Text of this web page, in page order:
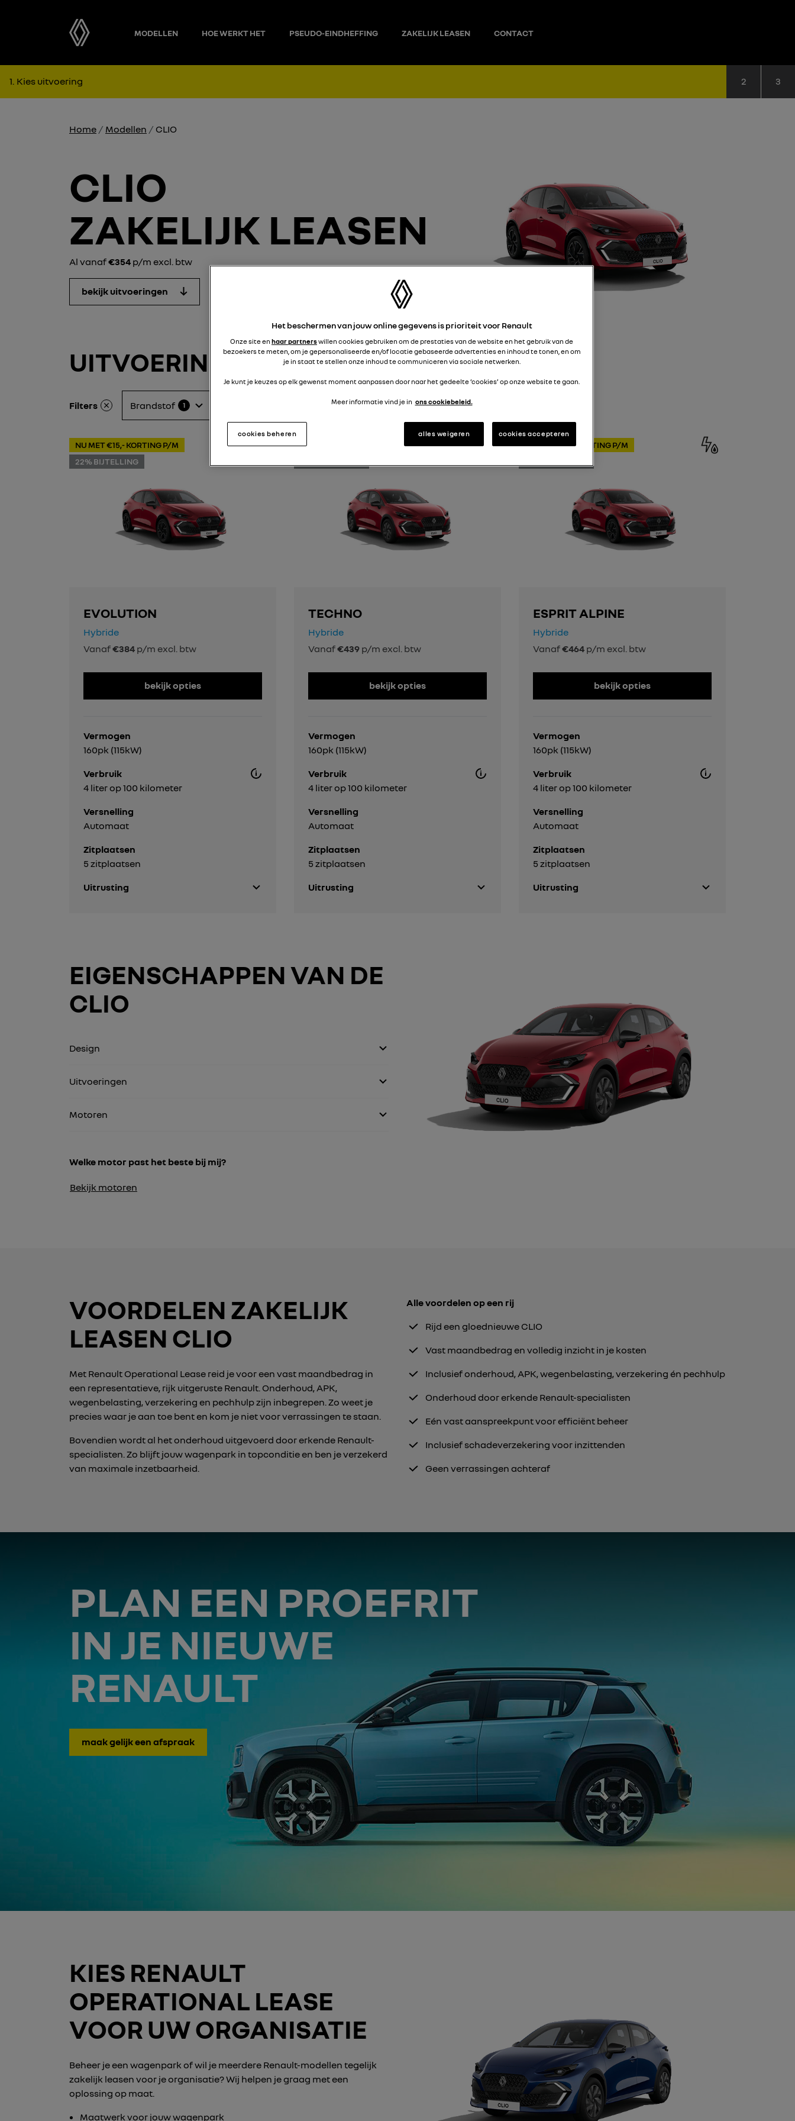
MODELLEN HOE WERKT HET PSEUDO-EINDHEFFING ZAKELIJK LEASEN CONTACT
1 Kies uitvoering 2 3
Home Modellen CLIO
CLIO
ZAKELIJK LEASEN
Al vanaf€354 p/m excl. btw
bekijk uitvoeringen
UITVOERINGEN VAN DE CLIO
Filters Brandstof 1 Uitvoering Zitplaatsen
NU MET €15,- KORTING P/M
22% BIJTELLING
EVOLUTION
Hybride
Vanaf€384 p/m excl. btw
bekijk opties
Vermogen
160pk (115kW)
Verbruik
4 liter op 100 kilometer
Versnelling
Automaat
Zitplaatsen
5 zitplaatsen
Uitrusting
NU MET €15,- KORTING P/M
TECHNO
Hybride
Vanaf€439 p/m excl. btw
bekijk opties
Vermogen
160pk (115kW)
Verbruik
4 liter op 100 kilometer
Versnelling
Automaat
Zitplaatsen
5 zitplaatsen
Uitrusting
NU MET €15,- KORTING P/M
ESPRIT ALPINE
Hybride
Vanaf€464 p/m excl. btw
bekijk opties
Vermogen
160pk (115kW)
Verbruik
4 liter op 100 kilometer
Versnelling
Automaat
Zitplaatsen
5 zitplaatsen
Uitrusting
EIGENSCHAPPEN VAN DE
CLIO
Design
Uitvoeringen
Motoren
Welke motor past het beste bij mij?
Bekijk motoren
VOORDELEN ZAKELIJK
LEASEN CLIO
Met Renault Operational Lease reid je voor een vast maandbedrag in
een representatieve, rijk uitgeruste Renault. Onderhoud, APK,
wegenbelasting, verzekering en pechhulp zijn inbegrepen. Zo weet je
precies waar je aan toe bent en kom je niet voor verrassingen te staan.
Bovendien wordt al het onderhoud uitgevoerd door erkende Renault-
specialisten. Zo blijft jouw wagenpark in topconditie en ben je verzekerd
van maximale inzetbaarheid.
Alle voordelen op een rij
Rijd een gloednieuwe CLIO
Vast maandbedrag en volledig inzicht in je kosten
Inclusief onderhoud, APK, wegenbelasting, verzekering én pechhulp
Onderhoud door erkende Renault-specialisten
Eén vast aanspreekpunt voor efficiënt beheer
Inclusief schadeverzekering voor inzittenden
Geen verrassingen achteraf
PLAN EEN PROEFRIT
IN JE NIEUWE
RENAULT
maak gelijk een afspraak
KIES RENAULT
OPERATIONAL LEASE
VOOR UW ORGANISATIE
Beheer je een wagenpark of wil je meerdere Renault-modellen tegelijk
zakelijk leasen voor je organisatie? Wij helpen je graag met een
oplossing op maat.
Maatwerk voor jouw wagenpark
Het beschermen van jouw online gegevens is prioriteit voor Renault
Onze site enhaar partnerswillen cookies gebruiken om de prestaties van de website en het gebruik van de
bezoekers te meten, om je gepersonaliseerde en/of locatie gebaseerde advertenties en inhoud te tonen, en om
je in staat te stellen onze inhoud te communiceren via sociale netwerken.
Je kunt je keuzes op elk gewenst moment aanpassen door naar het gedeelte ‘cookies’ op onze website te gaan.
Meer informatie vind je in ons cookiebeleid.
cookies beheren alles weigeren cookies accepteren